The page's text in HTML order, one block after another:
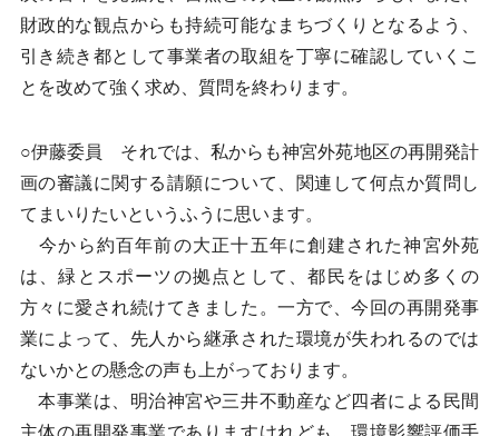
財政的な観点からも持続可能なまちづくりとなるよう、
引き続き都として事業者の取組を丁寧に確認していくこ
とを改めて強く求め、質問を終わります。
○伊藤委員 それでは、私からも神宮外苑地区の再開発計
画の審議に関する請願について、関連して何点か質問し
てまいりたいというふうに思います。
今から約百年前の大正十五年に創建された神宮外苑
は、緑とスポーツの拠点として、都民をはじめ多くの
方々に愛され続けてきました。一方で、今回の再開発事
業によって、先人から継承された環境が失われるのでは
ないかとの懸念の声も上がっております。
本事業は、明治神宮や三井不動産など四者による民間
主体の再開発事業でありますけれども、環境影響評価手